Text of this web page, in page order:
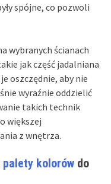
spójne, co pozwoli
wybranych ścianach
jak część jadalniana
oszczędnie, aby nie
wyraźnie oddzielić
takich technik
większej
z wnętrza.
palety kolorów do